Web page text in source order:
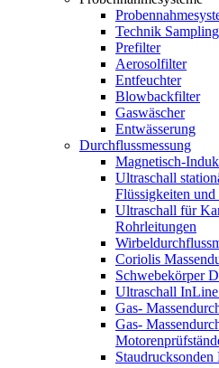
Technik
Prefilter
Aerosolfilter
Entfeuchter
Blowbackfilter
Gaswäscher
Entwässerung
Durchflussmessung
Magnetisch-
Ultraschall
Flüssigkeiten und
Ultraschall für
Rohrleitungen
Coriolis
Schwebekörper
Ultraschall
Gas-
Gas-